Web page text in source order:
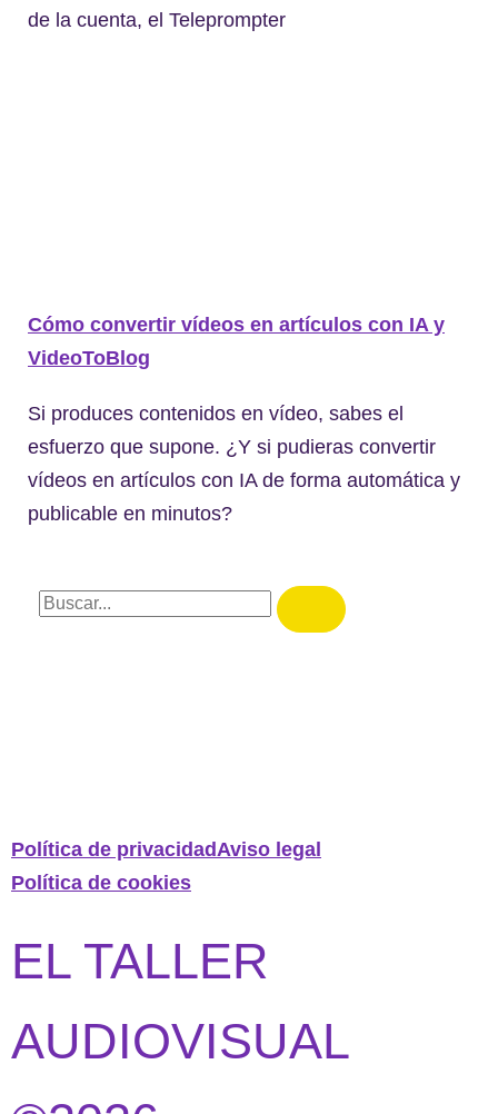
de la cuenta, el Teleprompter
Cómo convertir vídeos en artículos con IA y
VideoToBlog
Si produces contenidos en vídeo, sabes el
esfuerzo que supone. ¿Y si pudieras convertir
vídeos en artículos con IA de forma automática y
publicable en minutos?
Política de privacidadAviso legal
Política de cookies
EL TALLER
AUDIOVISUAL